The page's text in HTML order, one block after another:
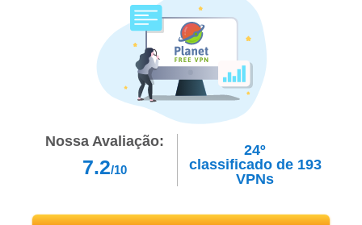
Nossa Avaliação:
7.2/10
24º
classificado de 193
VPNs